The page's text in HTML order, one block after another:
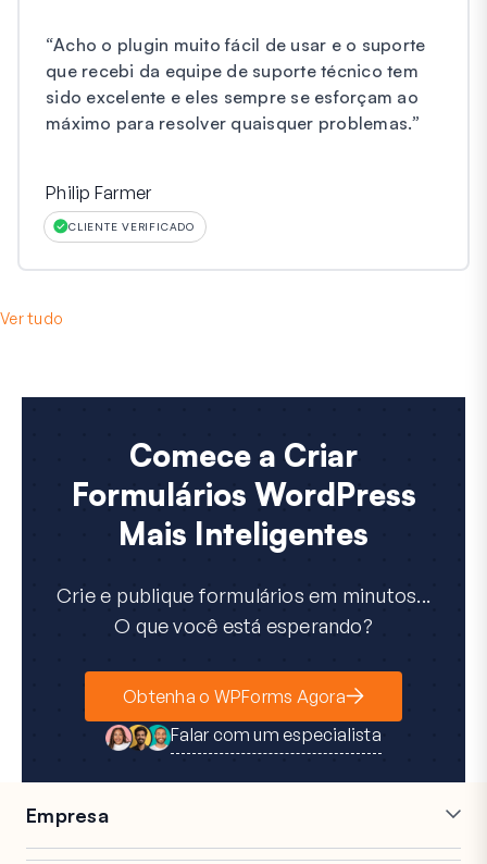
“Acho o plugin muito fácil de usar e o suporte
que recebi da equipe de suporte técnico tem
sido excelente e eles sempre se esforçam ao
máximo para resolver quaisquer problemas.”
Philip Farmer
CLIENTE VERIFICADO
Ver tudo
Comece a Criar
Formulários WordPress
Mais Inteligentes
Crie e publique formulários em minutos...
O que você está esperando?
Obtenha o WPForms Agora
Falar com um especialista
Empresa
Carreiras
Afiliados